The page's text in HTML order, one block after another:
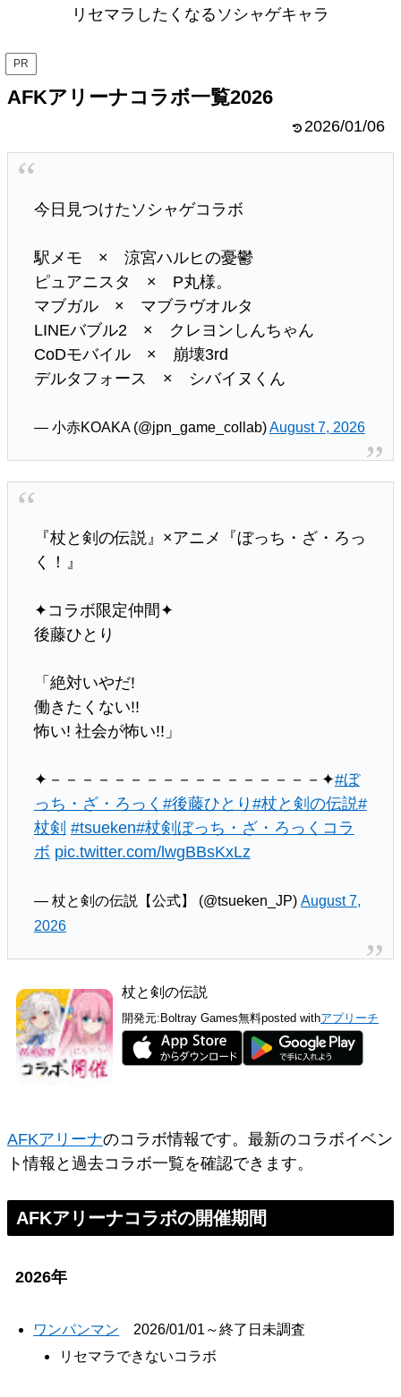
リセマラしたくなるソシャゲキャラ
PR
AFKアリーナコラボ一覧2026
2026/01/06
今日見つけたソシャゲコラボ
駅メモ × 涼宮ハルヒの憂鬱
ピュアニスタ × P丸様。
マブガル × マブラヴオルタ
LINEバブル2 × クレヨンしんちゃん
CoDモバイル × 崩壊3rd
デルタフォース × シバイヌくん
— 小赤KOAKA (@jpn_game_collab)August 7, 2026
『杖と剣の伝説』×アニメ『ぼっち・ざ・ろっ
く！』
✦コラボ限定仲間✦
後藤ひとり
「絶対いやだ!
働きたくない!!
怖い! 社会が怖い!!」
✦－－－－－－－－－－－－－－－－－✦#ぼ
っち・ざ・ろっく #後藤ひとり #杖と剣の伝説#
杖剣 #tsueken#杖剣ぼっち・ざ・ろっくコラ
ボ pic.twitter.com/lwgBBsKxLz
— 杖と剣の伝説【公式】 (@tsueken_JP) August 7,
2026
杖と剣の伝説
開発元:Boltray Games無料posted withアプリーチ
AFKアリーナのコラボ情報です。最新のコラボイベン
ト情報と過去コラボ一覧を確認できます。
AFKアリーナコラボの開催期間
2026年
ワンパンマン 2026/01/01～終了日未調査
リセマラできないコラボ